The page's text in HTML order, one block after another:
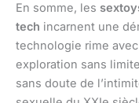
En somme, les
tech incarnent une
technologie rime
exploration sans
sans doute de